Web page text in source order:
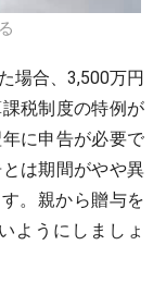
場合、3,500万円
税制度の特例が
に申告が必要で
は期間がやや異
。親から贈与を
ようにしましょ